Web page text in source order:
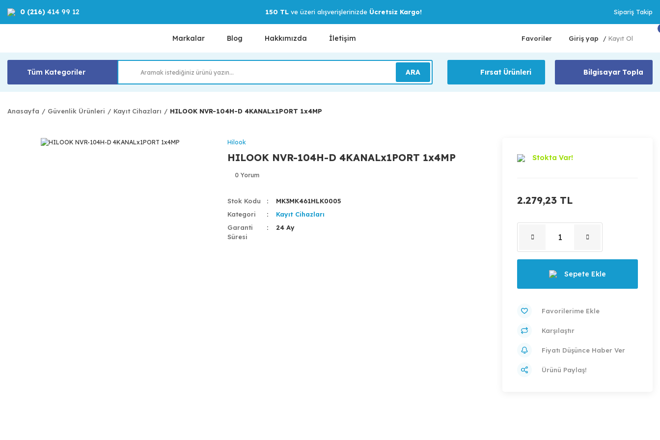
0 (216) 414 99 12 150 TLve üzeri alışverişlerinizde Ücretsiz Kargo! Sipariş Takip
Markalar Blog Hakkımızda İletişim Favoriler Giriş yap / Kayıt Ol
Tüm Kategoriler ARA Fırsat Ürünleri Bilgisayar Topla
Anasayfa Güvenlik Ürünleri Kayıt Cihazları HILOOK NVR-104H-D 4KANALx1PORT 1x4MP
Hilook
HILOOK NVR-104H-D 4KANALx1PORT 1x4MP
0 Yorum
Stok Kodu
MK3MK461HLK0005
Kategori
Kayıt Cihazları
Garanti
Süresi
24 Ay
Stokta Var!
2.279,23 TL
Sepete Ekle
Karşılaştır
Fiyatı Düşünce Haber Ver
Ürünü Paylaş!